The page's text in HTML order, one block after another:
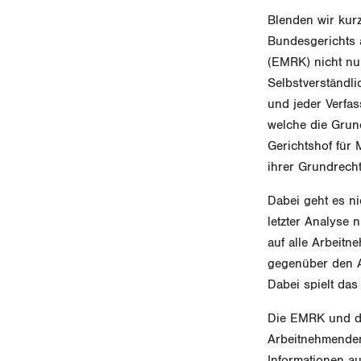
Blenden wir
Bundesgerichts
(EMRK) nicht
und jeder
welche die
Gerichtshof für
ihrer
Dabei geht es
letzter Analyse
auf alle
gegenüber den
Dabei spielt
Die EMRK und